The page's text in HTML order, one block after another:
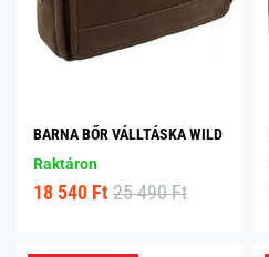
BARNA BŐR VÁLLTÁSKA WILD
Raktáron
18 540 Ft 25 490 Ft